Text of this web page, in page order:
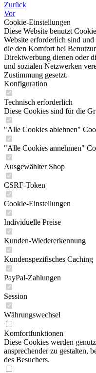
Zurück
Vor
Cookie-Einstellungen
Diese Website benutzt
Website erforderlich sind
die den Komfort bei
Direktwerbung dienen oder
und sozialen Netzwerken
Zustimmung gesetzt.
Konfiguration
Technisch erforderlich
Diese Cookies sind für die
"Alle Cookies ablehnen"
"Alle Cookies annehmen"
Ausgewählter Shop
CSRF-Token
Cookie-Einstellungen
Individuelle Preise
Kunden-Wiedererkennung
Kundenspezifisches Caching
PayPal-Zahlungen
Session
Währungswechsel
Komfortfunktionen
Diese Cookies werden
ansprechender zu gestalten,
des Besuchers.